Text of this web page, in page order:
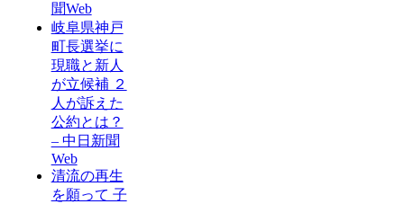
聞Web
岐阜県神戸
町長選挙に
現職と新人
が立候補 ２
人が訴えた
公約とは？
– 中日新聞
Web
清流の再生
を願って 子